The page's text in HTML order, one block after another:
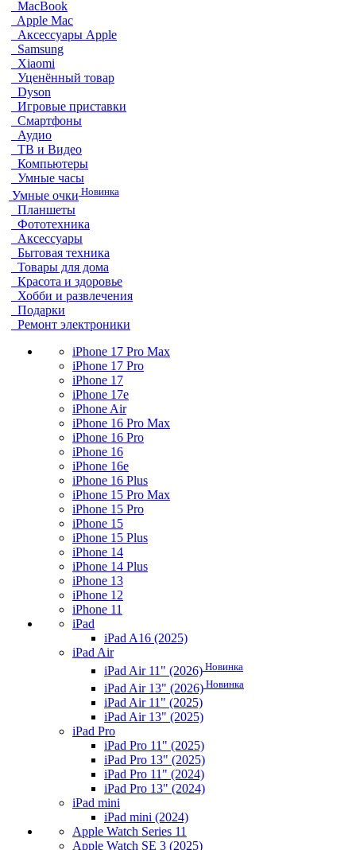
MacBook
Apple Mac
Аксессуары Apple
Samsung
Xiaomi
Уценённый товар
Dyson
Игровые приставки
Смартфоны
Аудио
ТВ и Видео
Компьютеры
Умные часы
Умные очки Новинка
Планшеты
Фототехника
Аксессуары
Бытовая техника
Товары для дома
Красота и здоровье
Хобби и развлечения
Подарки
Ремонт электроники
iPhone 17 Pro Max
iPhone 17 Pro
iPhone 17
iPhone 17e
iPhone Air
iPhone 16 Pro Max
iPhone 16 Pro
iPhone 16
iPhone 16e
iPhone 16 Plus
iPhone 15 Pro Max
iPhone 15 Pro
iPhone 15
iPhone 15 Plus
iPhone 14
iPhone 14 Plus
iPhone 13
iPhone 12
iPhone 11
iPad
iPad A16 (2025)
iPad Air
iPad Air 11" (2026) Новинка
iPad Air 13" (2026) Новинка
iPad Air 11" (2025)
iPad Air 13" (2025)
iPad Pro
iPad Pro 11" (2025)
iPad Pro 13" (2025)
iPad Pro 11" (2024)
iPad Pro 13" (2024)
iPad mini
iPad mini (2024)
Apple Watch Series 11
Apple Watch SE 3 (2025)